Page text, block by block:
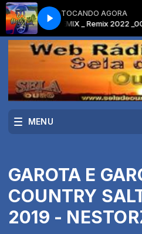
TOCANDO AGORA
REMIX _ Remix 2022
MENU
GAROTA E
COUNTRY
2019 -